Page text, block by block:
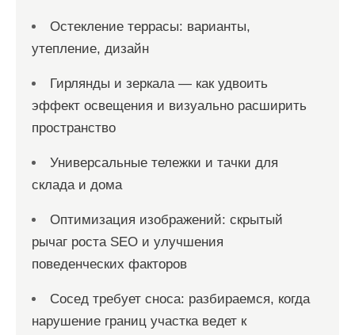
Остекление террасы: варианты,
утепление, дизайн
Гирлянды и зеркала — как удвоить
эффект освещения и визуально расширить
пространство
Универсальные тележки и тачки для
склада и дома
Оптимизация изображений: скрытый
рычаг роста SEO и улучшения
поведенческих факторов
Сосед требует сноса: разбираемся, когда
нарушение границ участка ведет к